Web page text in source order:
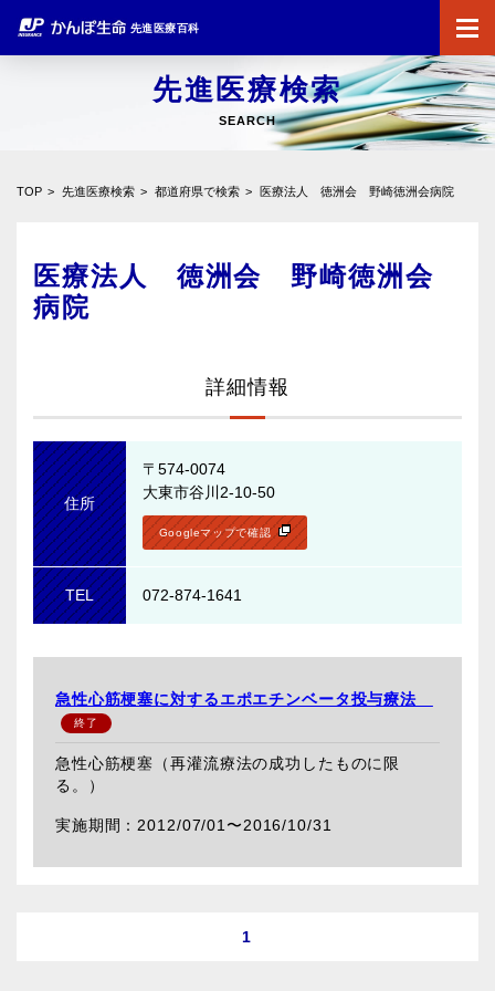
先進医療百科
先進医療検索
SEARCH
TOP 先進医療検索 都道府県で検索 医療法人 徳洲会 野崎徳洲会病院
医療法人 徳洲会 野崎徳洲会
病院
詳細情報
住所
〒574-0074
大東市谷川2-10-50
Googleマップで確認
TEL 072-874-1641
急性心筋梗塞に対するエポエチンベータ投与療法
急性心筋梗塞（再灌流療法の成功したものに限
る。）
2012/07/01〜2016/10/31
1